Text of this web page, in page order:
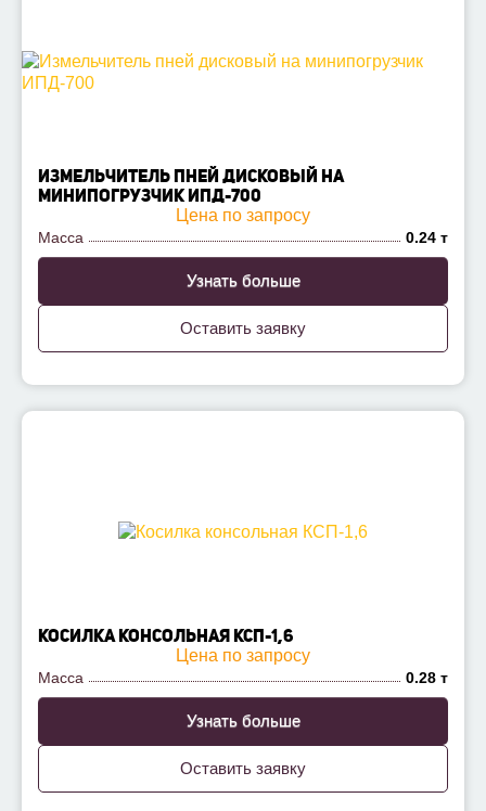
ИЗМЕЛЬЧИТЕЛЬ ПНЕЙ ДИСКОВЫЙ НА
МИНИПОГРУЗЧИК ИПД-700
Цена по запросу
Масса 0.24 т
Узнать больше
Оставить заявку
КОСИЛКА КОНСОЛЬНАЯ КСП-1,6
Цена по запросу
Масса 0.28 т
Узнать больше
Оставить заявку